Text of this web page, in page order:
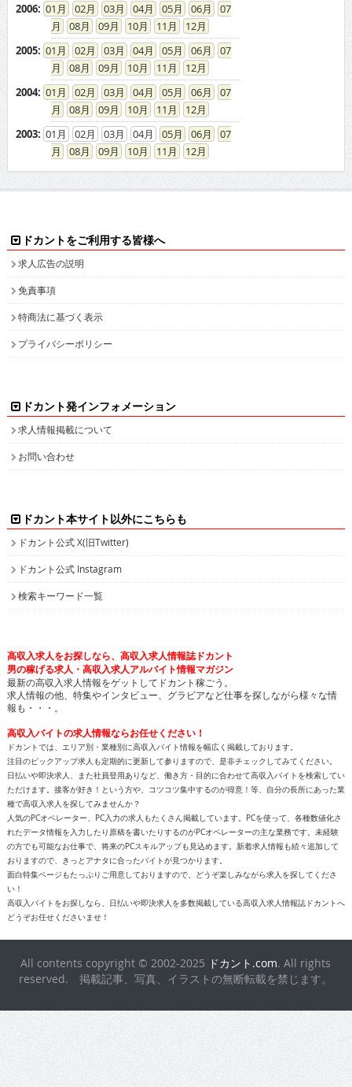
2006: 01 02 03 04 05 06
07
08
09 10 11
12
2005: 01 02 03 04 05 06
07
08
09 10 11
12
2004: 01 02 03 04 05 06
07
08
09 10 11
12
2003: 01 02 03 04 05 06
07
08
09 10 11 12
ドカントをご利用する皆様へ
求人広告の説明
免責事項
特商法に基づく表示
プライバシーポリシー
ドカント発インフォメーション
求人情報掲載について
お問い合わせ
ドカント本サイト以外にこちらも
ドカント公式 X(旧Twitter)
ドカント公式 Instagram
検索キーワード一覧
高収入求人をお探しなら、高収入求人情報誌ドカント
男の稼げる求人・高収入求人アルバイト情報マガジン
最新の高収入求人情報をゲットしてドカント稼ごう。
求人情報の他、特集やインタビュー、グラビアなど仕事を探しながら様々な情
報も・・・。
高収入バイトの求人情報ならお任せください！
ドカントでは、エリア別・業種別に高収入バイト情報を幅広く掲載しております。
注目のピックアップ求人も定期的に更新して参りますので、是非チェックしてみてください。
日払いや即決求人、また社員登用ありなど、働き方・目的に合わせて高収入バイトを検索してい
ただけます。接客が好き！という方や、コツコツ集中するのが得意！等、自分の長所にあった業
種で高収入求人を探してみませんか？
人気のPCオペレーター、PC入力の求人もたくさん掲載しています。PCを使って、各種数値化さ
れたデータ情報を入力したり原稿を書いたりするのがPCオペレーターの主な業務です。未経験
の方でも可能なお仕事で、将来のPCスキルアップも見込めます。新着求人情報も続々追加して
おりますので、きっとアナタに合ったバイトが見つかります。
面白特集ページもたっぷりご用意しておりますので、どうぞ楽しみながら求人を探してくださ
い！
高収入バイトをお探しなら、日払いや即決求人を多数掲載している高収入求人情報誌ドカントへ
どうぞお任せくださいませ！
All contents copyright © 2002-2025 ドカント.com. All rights
reserved. 掲載記事、写真、イラストの無断転載を禁じます。